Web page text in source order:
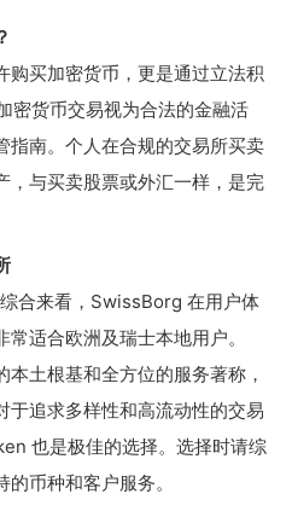
购买加密货币，更是通过立法积
密货币交易视为合法的金融活
指南。个人在合规的交易所买卖
，与买卖股票或外汇一样，是完
合来看，SwissBorg 在用户体
适合欧洲及瑞士本地用户。
土根基和全方位的服务著称，
于追求多样性和高流动性的交易
也是极佳的选择。选择时请综
的币种和客户服务。